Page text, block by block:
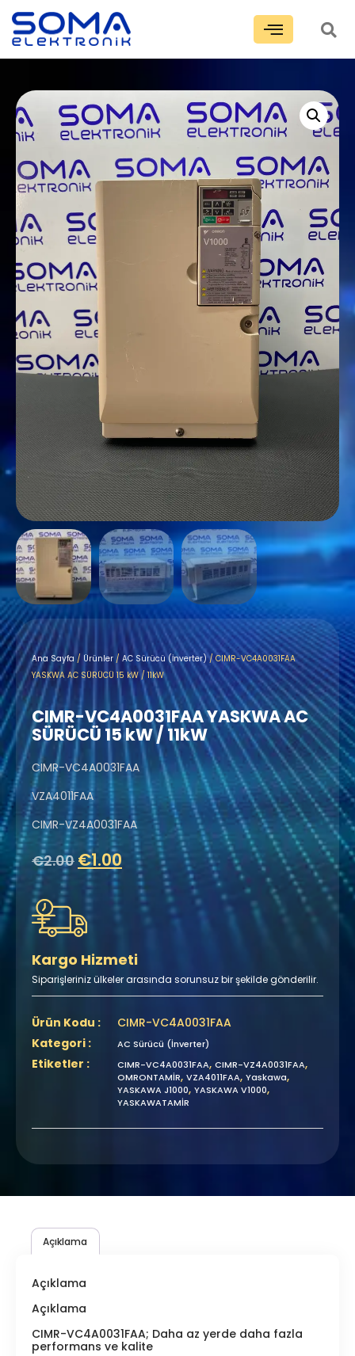
Ana Sayfa / Ürünler / AC Sürücü (İnverter)/ CIMR-VC4A0031FAA
YASKWA AC SÜRÜCÜ 15 kW / 11kW
CIMR-VC4A0031FAA YASKWA AC
SÜRÜCÜ 15 kW / 11kW
CIMR-VC4A0031FAA
VZA4011FAA
CIMR-VZ4A0031FAA
€2.00 €1.00
Kargo Hizmeti
Siparişleriniz ülkeler arasında sorunsuz bir şekilde gönderilir.
Ürün Kodu :
CIMR-VC4A0031FAA
Kategori :
AC Sürücü (İnverter)
Etiketler : CIMR-VC4A0031FAA, CIMR-VZ4A0031FAA,
OMRONTAMİR, VZA4011FAA, Yaskawa,
YASKAWA J1000, YASKAWA V1000,
YASKAWATAMİR
Açıklama
Açıklama
Açıklama
CIMR-VC4A0031FAA; Daha az yerde daha fazla
performans ve kalite